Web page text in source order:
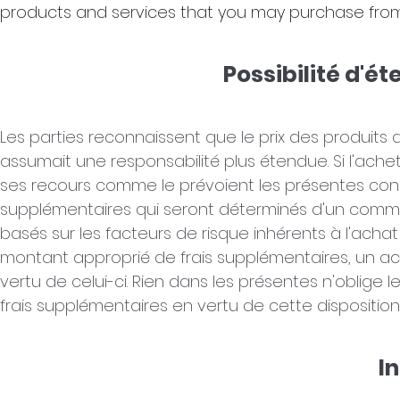
products and services that you may purchase
Possibilité
Les parties reconnaissent que le prix des
assumait une responsabilité plus étendue. Si
ses recours comme le prévoient les présentes
supplémentaires qui seront déterminés d'un
basés sur les facteurs de risque inhérents à
montant approprié de frais supplémentaires, un
vertu de celui-ci. Rien dans les présentes
frais supplémentaires en vertu de cette disposition.